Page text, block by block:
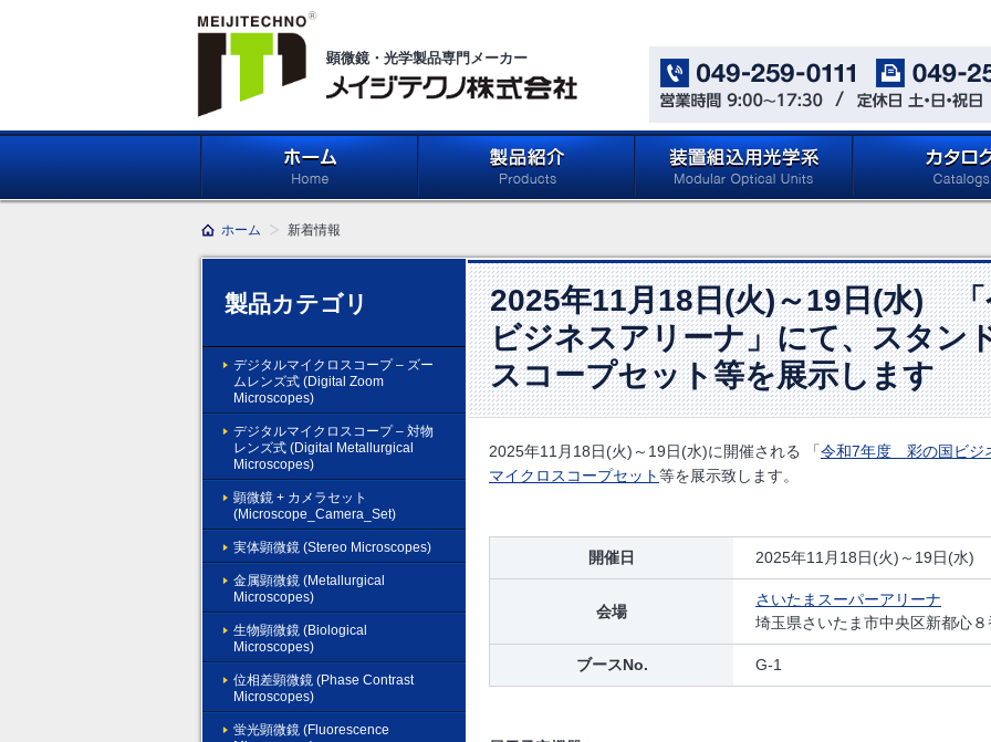
顕微鏡・光学製品専門メーカー
Components for Reflected
Light Applications)
ホーム 新着情報
製品カテゴリ
デジタルマイクロスコープ – ズー
ムレンズ式 (Digital Zoom
Microscopes)
デジタルマイクロスコープ – 対物
レンズ式 (Digital Metallurgical
Microscopes)
顕微鏡 + カメラセット
(Microscope_Camera_Set)
実体顕微鏡 (Stereo Microscopes)
金属顕微鏡 (Metallurgical
Microscopes)
生物顕微鏡 (Biological
Microscopes)
位相差顕微鏡 (Phase Contrast
Microscopes)
蛍光顕微鏡 (Fluorescence
2025年11月18日(火)～19日(水)
ビジネスアリーナ」にて、スタン
スコープセット等を展示します
2025年11月18日(火)～19日(水)に開催される 「令和7年度 彩の国ビジ
マイクロスコープセット等を展示致します。
開催日 2025年11月18日(火)～19日(水)
会場
さいたまスーパーアリーナ
埼玉県さいたま市中央区新都心８
ブースNo. G-1